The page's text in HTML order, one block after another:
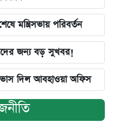
মন্ত্রিসভায় পরিবর্তন
জন্য বড় সুখবর!
দিল আবহাওয়া অফিস